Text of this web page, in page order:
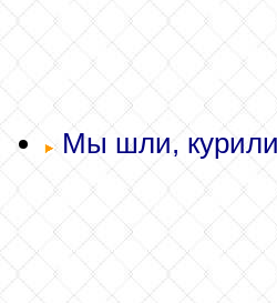
Мы шли,